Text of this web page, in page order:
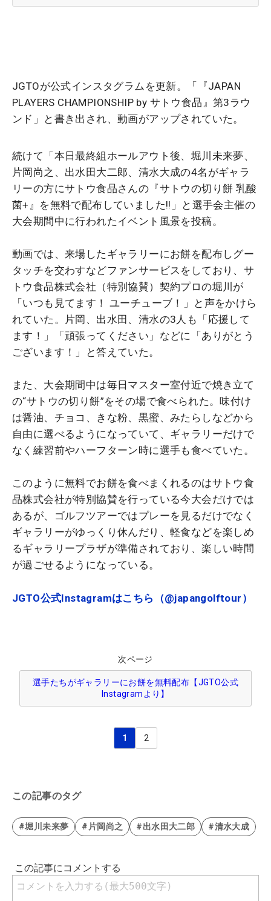
JGTOが公式インスタグラムを更新。「『JAPAN
PLAYERS CHAMPIONSHIP by サトウ食品』第3ラウ
ンド」と書き出され、動画がアップされていた。
続けて「本日最終組ホールアウト後、堀川未来夢、
片岡尚之、出水田大二郎、清水大成の4名がギャラ
リーの方にサトウ食品さんの『サトウの切り餅 乳酸
菌+』を無料で配布していました!!」と選手会主催の
大会期間中に行われたイベント風景を投稿。
動画では、来場したギャラリーにお餅を配布しグー
タッチを交わすなどファンサービスをしており、サ
トウ食品株式会社（特別協賛）契約プロの堀川が
「いつも見てます！ ユーチューブ！」と声をかけら
れていた。片岡、出水田、清水の3人も「応援して
ます！」「頑張ってください」などに「ありがとう
ございます！」と答えていた。
また、大会期間中は毎日マスター室付近で焼き立て
の“サトウの切り餅”をその場で食べられた。味付け
は醤油、チョコ、きな粉、黒蜜、みたらしなどから
自由に選べるようになっていて、ギャラリーだけで
なく練習前やハーフターン時に選手も食べていた。
このように無料でお餅を食べまくれるのはサトウ食
品株式会社が特別協賛を行っている今大会だけでは
あるが、ゴルフツアーではプレーを見るだけでなく
ギャラリーがゆっくり休んだり、軽食などを楽しめ
るギャラリープラザが準備されており、楽しい時間
が過ごせるようになっている。
JGTO公式Instagramはこちら（@japangolftour）
次ページ
選手たちがギャラリーにお餅を無料配布【JGTO公式
Instagramより】
1 2
この記事のタグ
#堀川未来夢 #片岡尚之 #出水田大二郎 #清水大成